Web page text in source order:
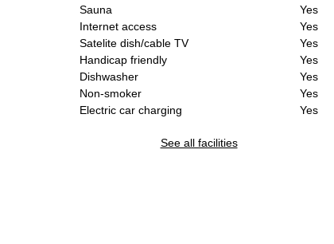
Sauna
Yes
Internet access
Yes
Satelite dish/cable TV
Yes
Handicap friendly
Yes
Dishwasher
Yes
Non-smoker
Yes
Electric car charging
Yes
See all facilities